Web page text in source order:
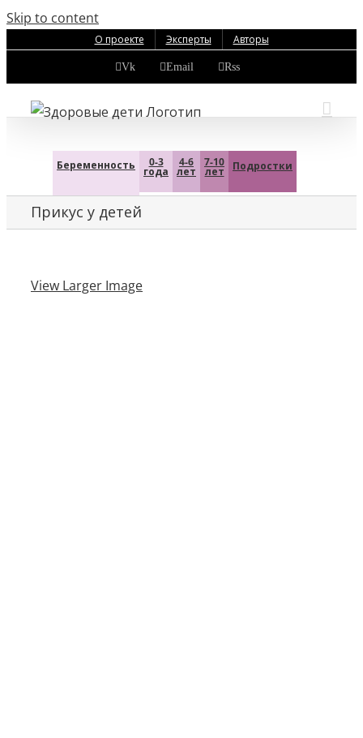
Skip to content
О проекте Эксперты Авторы
Vk Email Rss
Беременность 0-3
года
4-6
лет
7-10
лет Подростки
Прикус у детей
View Larger Image